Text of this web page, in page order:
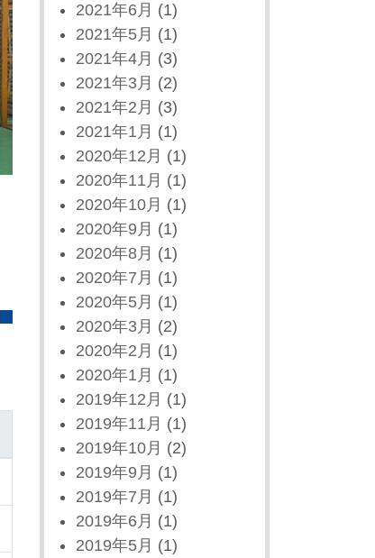
2021年6月 (1)
2021年5月 (1)
2021年4月 (3)
2021年3月 (2)
2021年2月 (3)
2021年1月 (1)
2020年12月 (1)
2020年11月 (1)
2020年10月 (1)
2020年9月 (1)
2020年8月 (1)
2020年7月 (1)
2020年5月 (1)
2020年3月 (2)
2020年2月 (1)
2020年1月 (1)
2019年12月 (1)
2019年11月 (1)
2019年10月 (2)
2019年9月 (1)
2019年7月 (1)
2019年6月 (1)
2019年5月 (1)